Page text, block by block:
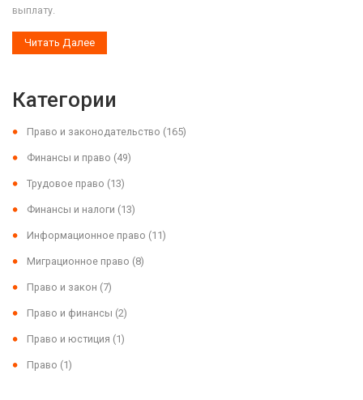
выплату.
Читать Далее
Категории
Право и законодательство (165)
Финансы и право (49)
Трудовое право (13)
Финансы и налоги (13)
Информационное право (11)
Миграционное право (8)
Право и закон (7)
Право и финансы (2)
Право и юстиция (1)
Право (1)